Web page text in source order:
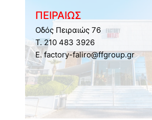
ΠΕΙΡΑΙΩΣ
Οδός Πειραιώς 76
Τ. 210 483 3926
E. factory-faliro@ffgroup.gr